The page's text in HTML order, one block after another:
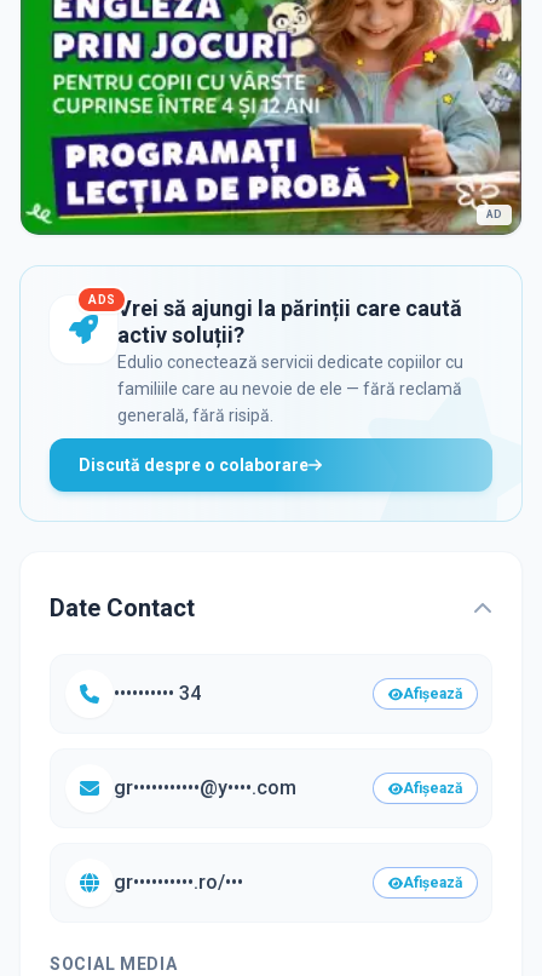
AD
ADS Vrei să ajungi la părinții care caută
activ soluții?
Edulio conectează servicii dedicate copiilor cu
familiile care au nevoie de ele — fără reclamă
generală, fără risipă.
Discută despre o colaborare
Date Contact
•••••••••• 34 Afișează
gr•••••••••••@y••••.com Afișează
gr••••••••••.ro/••• Afișează
SOCIAL MEDIA